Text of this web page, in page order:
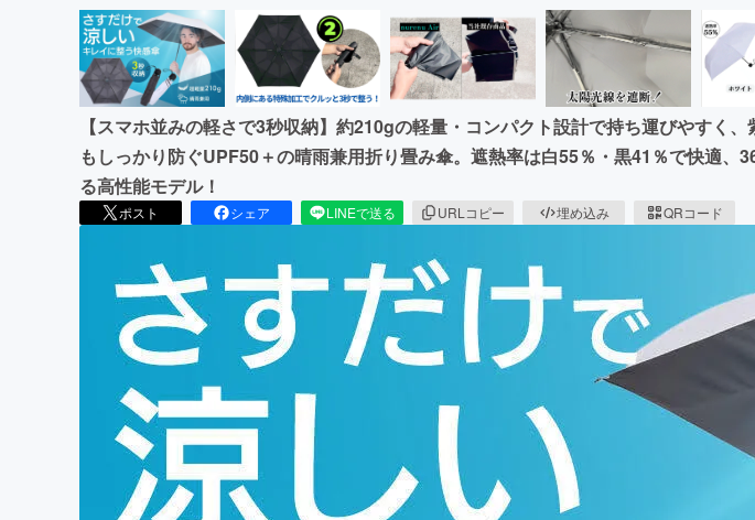
【スマホ並みの軽さで3秒収納】約210gの軽量・コンパクト設計で持ち運びやすく、
もしっかり防ぐUPF50＋の晴雨兼用折り畳み傘。遮熱率は白55％・黒41％で快適、
る高性能モデル！
ポスト シェア LINEで送る URLコピー 埋め込み QRコード